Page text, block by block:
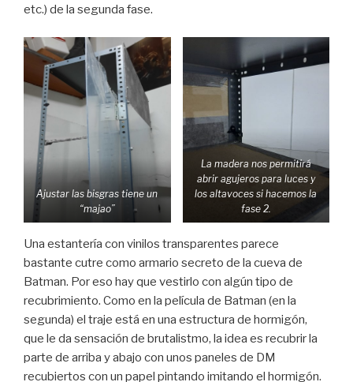
etc.) de la segunda fase.
Ajustar las bisgras tiene un
“majao”
La madera nos permitirá
abrir agujeros para luces y
los altavoces si hacemos la
fase 2.
Una estantería con vinilos transparentes parece
bastante cutre como armario secreto de la cueva de
Batman. Por eso hay que vestirlo con algún tipo de
recubrimiento. Como en la película de Batman (en la
segunda) el traje está en una estructura de hormigón,
que le da sensación de brutalistmo, la idea es recubrir la
parte de arriba y abajo con unos paneles de DM
recubiertos con un papel pintando imitando el hormigón.